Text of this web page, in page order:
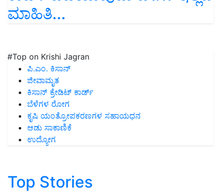
ಮಾಹಿತಿ...
#Top on Krishi Jagran
ಪಿ.ಎಂ. ಕಿಸಾನ್
ಜೀವಾಮೃತ
ಕಿಸಾನ್ ಕ್ರೇಡಿಟ್ ಕಾರ್ಡ್
ಬೆಳೆಗಳ ರೋಗ
ಕೃಷಿ ಯಂತ್ರೋಪಕರಣಗಳ ಸಹಾಯಧನ
ಆಡು ಸಾಕಾಣಿಕೆ
ಉದ್ಯೋಗ
Top Stories